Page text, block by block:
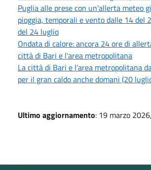
Puglia alle prese con un’allerta meteo
pioggia, temporali e vento dalle 14 del
del 24 luglio
Ondata di calore: ancora 24 ore di
città di Bari e l'area metropolitana
La città di Bari e l’area metropolitana
per il gran caldo anche domani (20
Ultimo aggiornamento: 19 marzo